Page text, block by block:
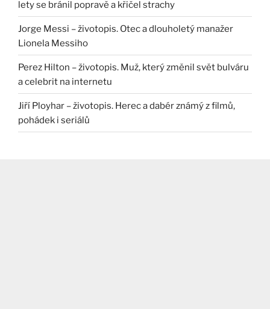
lety se bránil popravě a křičel strachy
Jorge Messi – životopis. Otec a dlouholetý manažer
Lionela Messiho
Perez Hilton – životopis. Muž, který změnil svět bulváru
a celebrit na internetu
Jiří Ployhar – životopis. Herec a dabér známý z filmů,
pohádek i seriálů